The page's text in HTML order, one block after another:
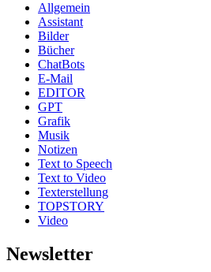
Allgemein
Assistant
Bilder
Bücher
ChatBots
E-Mail
EDITOR
GPT
Grafik
Musik
Notizen
Text to Speech
Text to Video
Texterstellung
TOPSTORY
Video
Newsletter